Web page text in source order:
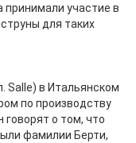
принимали участие в
для таких
Salle) в Итальянском
по производству
говорят о том, что
фамилии Берти,